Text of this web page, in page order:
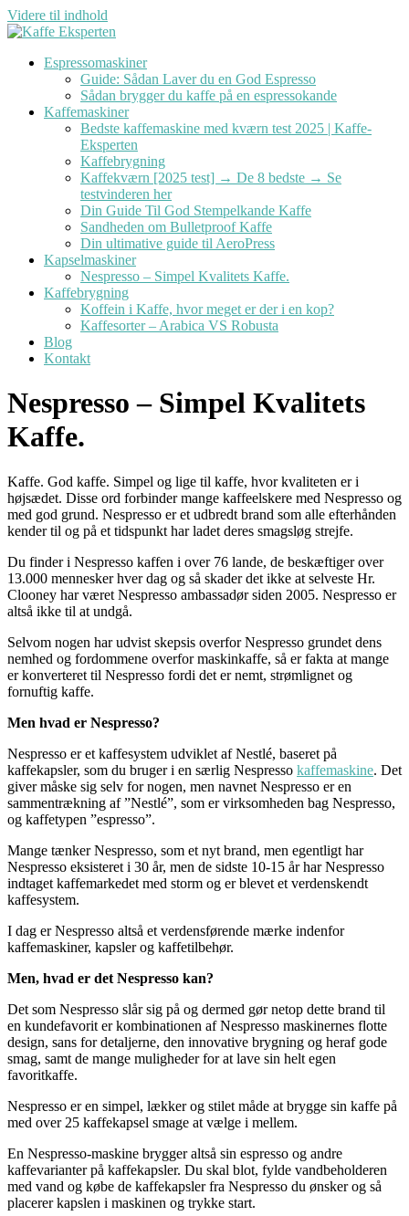
Videre til indhold
Espressomaskiner
Guide: Sådan Laver du en God Espresso
Sådan brygger du kaffe på en espressokande
Kaffemaskiner
Bedste kaffemaskine med kværn test 2025 | Kaffe-
Eksperten
Kaffebrygning
Kaffekværn [2025 test] → De 8 bedste → Se
testvinderen her
Din Guide Til God Stempelkande Kaffe
Sandheden om Bulletproof Kaffe
Din ultimative guide til AeroPress
Kapselmaskiner
Nespresso – Simpel Kvalitets Kaffe.
Kaffebrygning
Koffein i Kaffe, hvor meget er der i en kop?
Kaffesorter – Arabica VS Robusta
Blog
Kontakt
Nespresso – Simpel Kvalitets
Kaffe.
Kaffe. God kaffe. Simpel og lige til kaffe, hvor kvaliteten er i
højsædet. Disse ord forbinder mange kaffeelskere med Nespresso og
med god grund. Nespresso er et udbredt brand som alle efterhånden
kender til og på et tidspunkt har ladet deres smagsløg strejfe.
Du finder i Nespresso kaffen i over 76 lande, de beskæftiger over
13.000 mennesker hver dag og så skader det ikke at selveste Hr.
Clooney har været Nespresso ambassadør siden 2005. Nespresso er
altså ikke til at undgå.
Selvom nogen har udvist skepsis overfor Nespresso grundet dens
nemhed og fordommene overfor maskinkaffe, så er fakta at mange
er konverteret til Nespresso fordi det er nemt, strømlignet og
fornuftig kaffe.
Men hvad er Nespresso?
Nespresso er et kaffesystem udviklet af Nestlé, baseret på
kaffekapsler, som du bruger i en særlig Nespresso kaffemaskine. Det
giver måske sig selv for nogen, men navnet Nespresso er en
sammentrækning af ”Nestlé”, som er virksomheden bag Nespresso,
og kaffetypen ”espresso”.
Mange tænker Nespresso, som et nyt brand, men egentligt har
Nespresso eksisteret i 30 år, men de sidste 10-15 år har Nespresso
indtaget kaffemarkedet med storm og er blevet et verdenskendt
kaffesystem.
I dag er Nespresso altså et verdensførende mærke indenfor
kaffemaskiner, kapsler og kaffetilbehør.
Men, hvad er det Nespresso kan?
Det som Nespresso slår sig på og dermed gør netop dette brand til
en kundefavorit er kombinationen af Nespresso maskinernes flotte
design, sans for detaljerne, den innovative brygning og heraf gode
smag, samt de mange muligheder for at lave sin helt egen
favoritkaffe.
Nespresso er en simpel, lækker og stilet måde at brygge sin kaffe på
med over 25 kaffekapsel smage at vælge i mellem.
En Nespresso-maskine brygger altså sin espresso og andre
kaffevarianter på kaffekapsler. Du skal blot, fylde vandbeholderen
med vand og købe de kaffekapsler fra Nespresso du ønsker og så
placerer kapslen i maskinen og trykke start.